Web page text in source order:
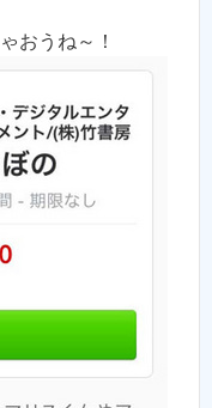
おうね～！